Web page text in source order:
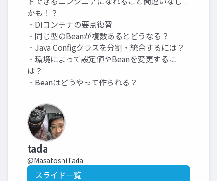
かも！？
・DIコンテナの要点復習
・同じ型のBeanが複数あるとどうなる？
・Java Configクラスを分割・統合するには？
・環境によって設定値やBeanを変更するに
は？
・Beanはどうやって作られる？
tada
@MasatoshiTada
スライド一覧